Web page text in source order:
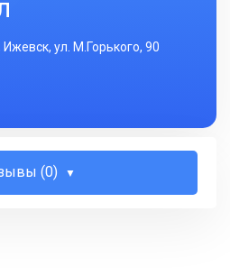
ул. М.Горького, 90
(0)